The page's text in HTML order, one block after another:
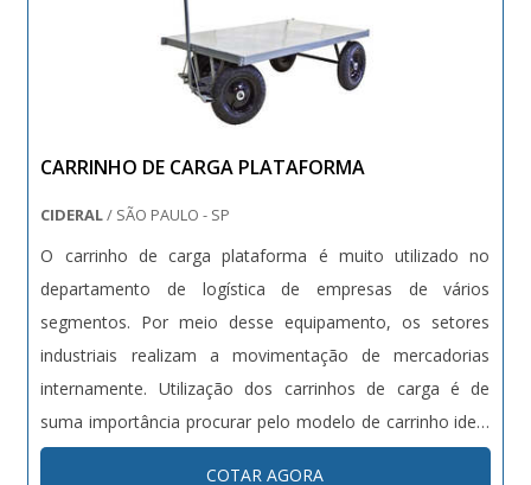
CARRINHO DE CARGA PLATAFORMA
CIDERAL/ SÃO PAULO - SP
O carrinho de carga plataforma é muito utilizado no
departamento de logística de empresas de vários
segmentos. Por meio desse equipamento, os setores
industriais realizam a movimentação de mercadorias
internamente. Utilização dos carrinhos de carga é de
suma importância procurar pelo modelo de carrinho ideal
para o ambiente em que será utilizado. Por isso contar
COTAR AGORA